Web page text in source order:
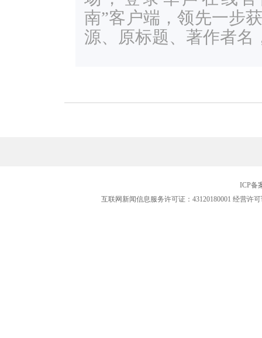
南”客户端，领先一步
源、原标题、著作者名
ICP备
互联网新闻信息服务许可证：43120180001 经营许可